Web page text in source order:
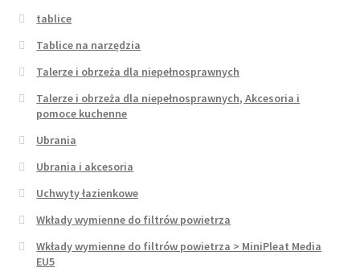
tablice
Tablice na narzędzia
Talerze i obrzeża dla niepełnosprawnych
Talerze i obrzeża dla niepełnosprawnych, Akcesoria i
pomoce kuchenne
Ubrania
Ubrania i akcesoria
Uchwyty łazienkowe
Wkłady wymienne do filtrów powietrza
Wkłady wymienne do filtrów powietrza > MiniPleat Media
EU5